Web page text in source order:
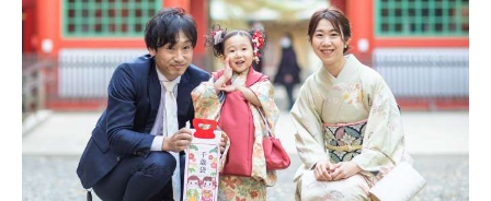
私たちのこと
七五三
お宮参り
成人式
家族の記念日
長寿の記念日
Newborn Photo